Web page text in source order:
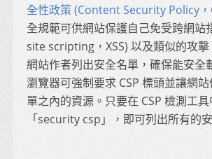
全性政策 (Content Security Policy，
全規範可供網站保護自己免受跨網站
site scripting，XSS) 以及類似的攻擊
網站作者列出安全名單，確保能安全
瀏覽器可強制要求 CSP 標頭並讓網
單之內的資源。只要在 CSP 檢測工
「security csp」，即可列出所有的